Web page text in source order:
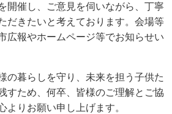
開催し、ご意見を伺いながら、丁寧
だきたいと考えております。会場等
広報やホームページ等でお知らせい
の暮らしを守り、未来を担う子供た
すため、何卒、皆様のご理解とご協
よりお願い申し上げます。